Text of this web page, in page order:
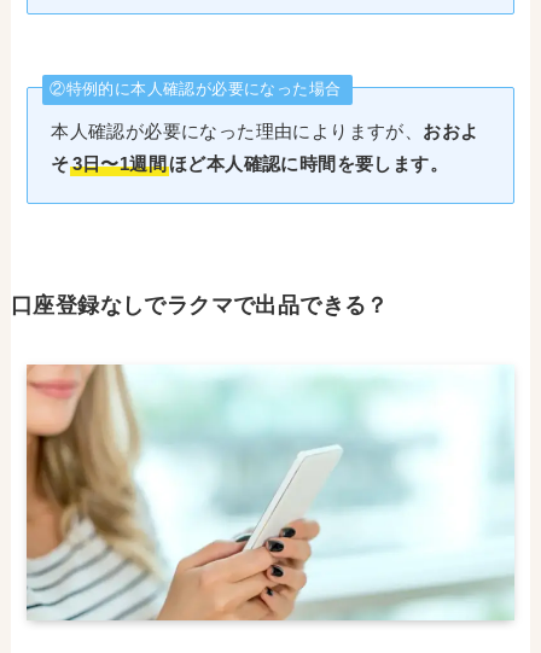
②特例的に本人確認が必要になった場合
本人確認が必要になった理由によりますが、 おおよ
そ3日〜1週間ほど本人確認に時間を要します。
口座登録なしでラクマで出品できる？